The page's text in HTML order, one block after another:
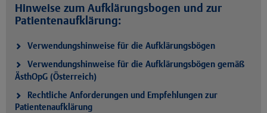
Hinweise zum Aufklärungsbogen und zur
Patientenaufklärung:
Verwendungshinweise für die Aufklärungsbögen
Verwendungshinweise für die Aufklärungsbögen gemäß
ÄsthOpG (Österreich)
Rechtliche Anforderungen und Empfehlungen zur
Patientenaufklärung